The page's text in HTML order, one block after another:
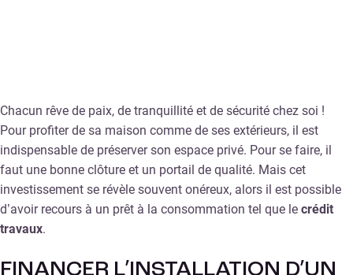
Chacun rêve de paix, de tranquillité et de sécurité chez soi !
Pour profiter de sa maison comme de ses extérieurs, il est
indispensable de préserver son espace privé. Pour se faire, il
faut une bonne clôture et un portail de qualité. Mais cet
investissement se révèle souvent onéreux, alors il est possible
d’avoir recours à un prêt à la consommation tel que le crédit
travaux.
FINANCER L’INSTALLATION D’UN